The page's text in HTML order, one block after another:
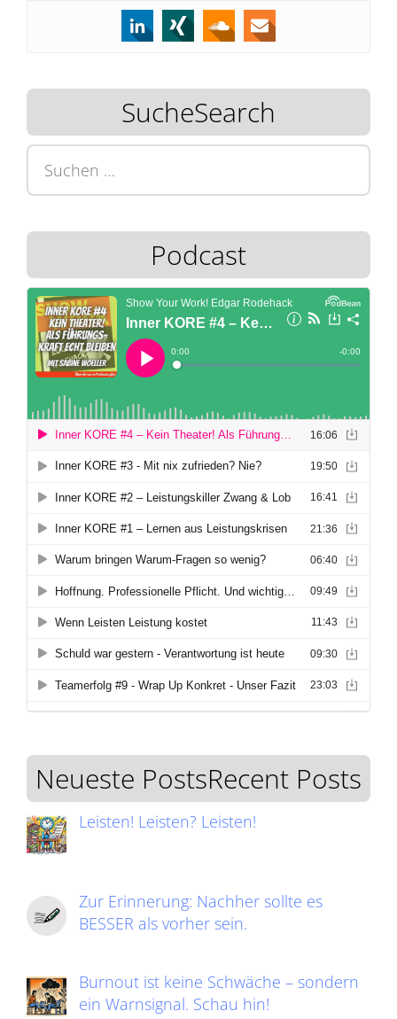
SucheSearch
nach:
Podcast
Neueste PostsRecent Posts
Leisten! Leisten? Leisten!
Zur Erinnerung: Nachher sollte es
BESSER als vorher sein.
Burnout ist keine Schwäche – sondern
ein Warnsignal. Schau hin!